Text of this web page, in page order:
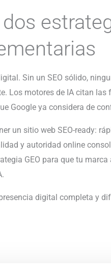
dos
Sin un SEO sólido,
Los motores de IA citan las
Google ya considera de
un sitio web SEO-ready:
y autoridad online
GEO para que tu marca
digital completa y